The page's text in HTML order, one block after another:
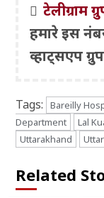
टेलीग्राम
हमारे इस
व्हाट्सएप
Tags: Bareilly
Department
Lal
Uttarakhand
Related